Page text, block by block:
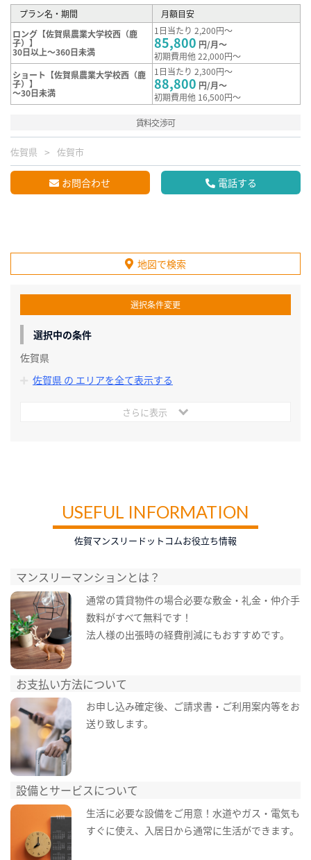
プラン名・期間
月額目安
ロング【佐賀県農業大学校西（鹿
子）】
30日以上～360日未満
1日当たり 2,200円～
85,800 円/月～
初期費用他 22,000円～
ショート【佐賀県農業大学校西（鹿
子）】
～30日未満
1日当たり 2,300円～
88,800 円/月～
初期費用他 16,500円～
賃料交渉可
佐賀県 佐賀市
お問合わせ 電話する
地図で検索
選択条件変更
選択中の条件
佐賀県
佐賀県 の エリアを全て表示する
さらに表示
USEFUL INFORMATION
佐賀マンスリードットコムお役立ち情報
マンスリーマンションとは？
通常の賃貸物件の場合必要な敷金・礼金・仲介手
数料がすべて無料です！
法人様の出張時の経費削減にもおすすめです。
お支払い方法について
お申し込み確定後、ご請求書・ご利用案内等をお
送り致します。
設備とサービスについて
生活に必要な設備をご用意！水道やガス・電気も
すぐに使え、入居日から通常に生活ができます。